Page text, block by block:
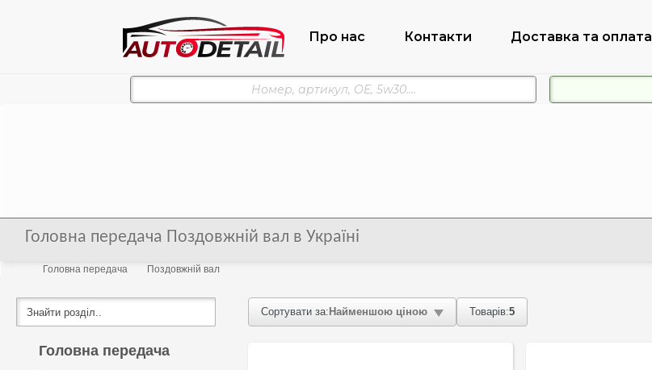
Про нас Контакти Доставка та оплата
Головна передача Поздовжній вал в Україні
Головна передача Поздовжній вал
Головна передача
Сортувати за: Найменшою ціною Товарів:5